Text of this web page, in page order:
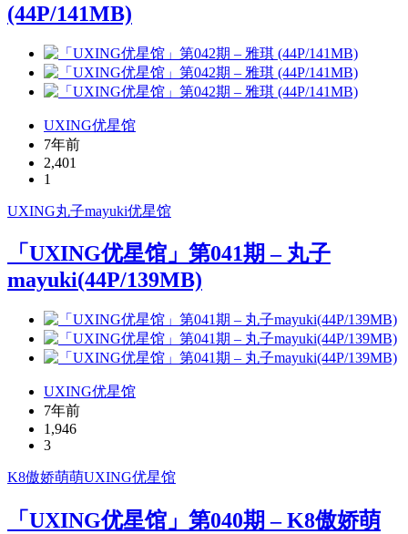
(44P/141MB)
UXING优星馆
7年前
2,401
1
UXING丸子mayuki优星馆
「UXING优星馆」第041期 – 丸子
mayuki(44P/139MB)
UXING优星馆
7年前
1,946
3
K8傲娇萌萌UXING优星馆
「UXING优星馆」第040期 – K8傲娇萌